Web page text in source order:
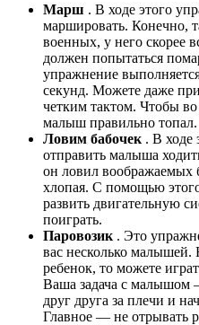
Марш . В ходе этого
маршировать. Конечно,
военных, у него скорее
должен попытаться
упражнение
секунд. Можете даже
четким тактом. Чтобы
малыш правильно топал.
Ловим бабочек . В ходе
отправить малыша
он ловил воображаемых
хлопая. С помощью
развить двигательную
поиграть.
Паровозик . Это
вас несколько малышей.
ребенок, то можете
Ваша задача с малышом
друг друга за плечи и
Главное — не отрывать